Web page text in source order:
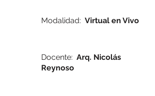
Modalidad: Virtual en Vivo
Docente: Arq. Nicolás
Reynoso